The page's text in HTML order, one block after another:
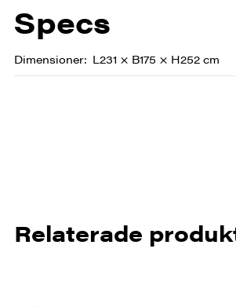
Specs
Dimensioner L231 × B175 × H252 cm
Relaterade